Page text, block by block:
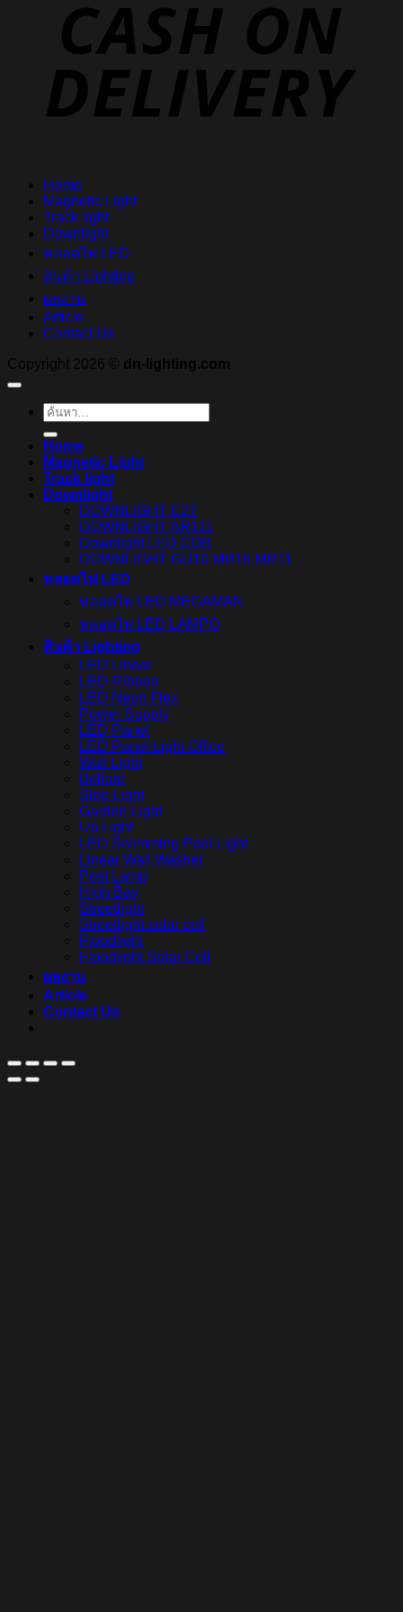
Home
Magnetic Light
Track light
Downlight
หลอดไฟ LED
สินค้า Lighting
ผลงาน
Article
Contact Us
Copyright 2026 © dn-lighting.com
ค้นหา:
Home
Magnetic Light
Track light
Downlight
DOWNLIGHT E27
DOWNLIGHT AR111
Downlight LED COB
DOWNLIGHT GU10 MR16 MR11
หลอดไฟ LED
หลอดไฟ LED MEGAMAN
หลอดไฟ LED LAMPO
สินค้า Lighting
LED Linear
LED Ribbon
LED Neon Flex
Power Supply
LED Panel
LED Panel Light Office
Wall Light
Bollard
Step Light
Garden Light
Up Light
LED Swimming Pool Light
Linear Wall Washer
Post Lamp
High Bay
Streetlight
Streetlight solar cell
Floodlight
Floodlight Solar Cell
ผลงาน
Article
Contact Us